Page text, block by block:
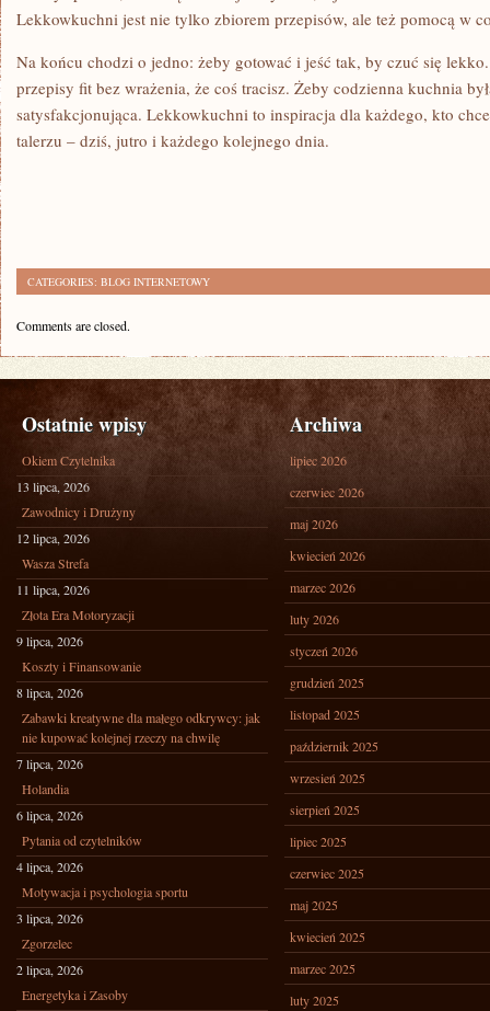
Lekkowkuchni jest nie tylko zbiorem przepisów, ale też pomocą w
Na końcu chodzi o jedno: żeby gotować i jeść tak, by czuć się
przepisy fit bez wrażenia, że coś tracisz. Żeby codzienna kuchnia
satysfakcjonująca. Lekkowkuchni to inspiracja dla każdego, kto
talerzu – dziś, jutro i każdego kolejnego dnia.
CATEGORIES: BLOG INTERNETOWY
Comments are closed.
Ostatnie wpisy
Okiem Czytelnika
13 lipca, 2026
Zawodnicy i Drużyny
12 lipca, 2026
Wasza Strefa
11 lipca, 2026
Złota Era Motoryzacji
9 lipca, 2026
Koszty i Finansowanie
8 lipca, 2026
Zabawki kreatywne dla małego odkrywcy: jak
nie kupować kolejnej rzeczy na chwilę
7 lipca, 2026
Holandia
6 lipca, 2026
Pytania od czytelników
4 lipca, 2026
Motywacja i psychologia sportu
3 lipca, 2026
Zgorzelec
2 lipca, 2026
Energetyka i Zasoby
Archiwa
lipiec 2026
czerwiec 2026
maj 2026
kwiecień 2026
marzec 2026
luty 2026
styczeń 2026
grudzień 2025
listopad 2025
październik 2025
wrzesień 2025
sierpień 2025
lipiec 2025
czerwiec 2025
maj 2025
kwiecień 2025
marzec 2025
luty 2025